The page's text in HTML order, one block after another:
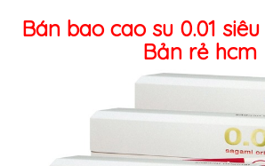
Bán bao cao su 0.01
Bản rẻ hcm